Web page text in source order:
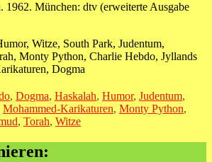
München: dtv (erweiterte Ausgabe
Witze, South Park, Judentum,
Monty Python, Charlie Hebdo, Jyllands
Dogma
, Dogma, Haskalah, Humor, Judentum,
Mohammed-Karikaturen, Monty Python,
, Torah, Witze